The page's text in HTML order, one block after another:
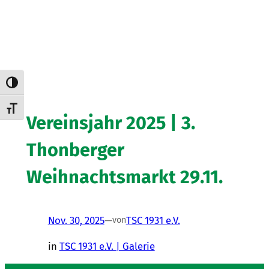
Umschalten auf hohe Kontraste
Schrift vergrößern
Vereinsjahr 2025 | 3.
Thonberger
Weihnachtsmarkt 29.11.
Nov. 30, 2025—vonTSC 1931 e.V.
in TSC 1931 e.V. | Galerie